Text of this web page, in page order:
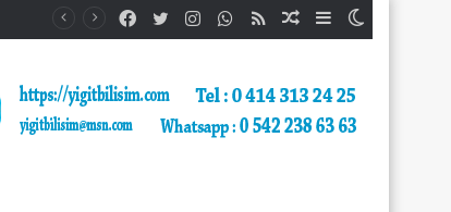
Kenar
Rastgele
RSS
WhatsApp
Instagram
Twitter
Facebook